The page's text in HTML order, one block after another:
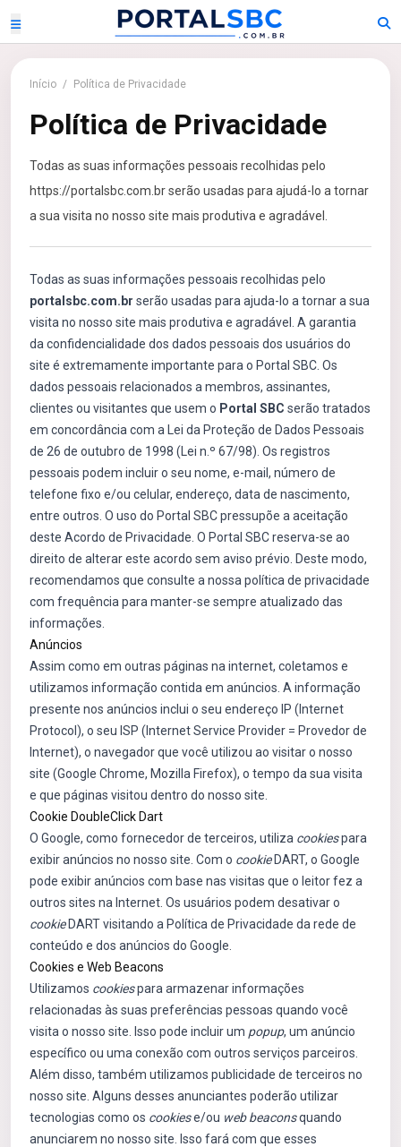
Início / Política de Privacidade
Política de Privacidade
Todas as suas informações pessoais recolhidas pelo
https://portalsbc.com.br serão usadas para ajudá-lo a tornar
a sua visita no nosso site mais produtiva e agradável.
Todas as suas informações pessoais recolhidas pelo
portalsbc.com.br serão usadas para ajuda-lo a tornar a sua
visita no nosso site mais produtiva e agradável. A garantia
da confidencialidade dos dados pessoais dos usuários do
site é extremamente importante para o Portal SBC. Os
dados pessoais relacionados a membros, assinantes,
clientes ou visitantes que usem o Portal SBC serão tratados
em concordância com a Lei da Proteção de Dados Pessoais
de 26 de outubro de 1998 (Lei n.º 67/98). Os registros
pessoais podem incluir o seu nome, e-mail, número de
telefone fixo e/ou celular, endereço, data de nascimento,
entre outros. O uso do Portal SBC pressupõe a aceitação
deste Acordo de Privacidade. O Portal SBC reserva-se ao
direito de alterar este acordo sem aviso prévio. Deste modo,
recomendamos que consulte a nossa política de privacidade
com frequência para manter-se sempre atualizado das
informações.
Anúncios
Assim como em outras páginas na internet, coletamos e
utilizamos informação contida em anúncios. A informação
presente nos anúncios inclui o seu endereço IP (Internet
Protocol), o seu ISP (Internet Service Provider = Provedor de
Internet), o navegador que você utilizou ao visitar o nosso
site (Google Chrome, Mozilla Firefox), o tempo da sua visita
e que páginas visitou dentro do nosso site.
Cookie DoubleClick Dart
O Google, como fornecedor de terceiros, utiliza cookiespara
exibir anúncios no nosso site. Com o cookieDART, o Google
pode exibir anúncios com base nas visitas que o leitor fez a
outros sites na Internet. Os usuários podem desativar o
cookieDART visitando a Política de Privacidade da rede de
conteúdo e dos anúncios do Google.
Cookies e Web Beacons
Utilizamos cookiespara armazenar informações
relacionadas às suas preferências pessoas quando você
visita o nosso site. Isso pode incluir um popup, um anúncio
específico ou uma conexão com outros serviços parceiros.
Além disso, também utilizamos publicidade de terceiros no
nosso site. Alguns desses anunciantes poderão utilizar
tecnologias como os cookiese/ou web beaconsquando
anunciarem no nosso site. Isso fará com que esses